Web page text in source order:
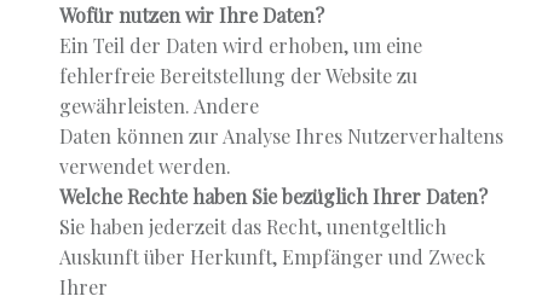
Wofür nutzen wir Ihre Daten?
Ein Teil der Daten wird erhoben, um eine
fehlerfreie Bereitstellung der Website zu
gewährleisten. Andere
Daten können zur Analyse Ihres Nutzerverhaltens
verwendet werden.
Welche Rechte haben Sie bezüglich Ihrer Daten?
Sie haben jederzeit das Recht, unentgeltlich
Auskunft über Herkunft, Empfänger und Zweck
Ihrer